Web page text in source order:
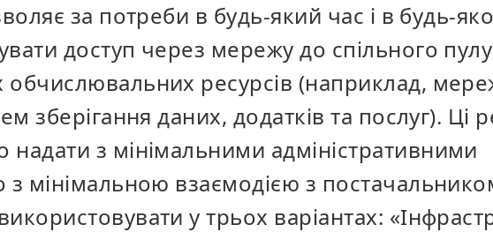
за потреби в будь-який час і в будь-
доступ через мережу до спільного пулу
обчислювальних ресурсів (наприклад,
зберігання даних, додатків та послуг). Ці
з мінімальними адміністративними
з мінімальною взаємодією з
у трьох варіантах: